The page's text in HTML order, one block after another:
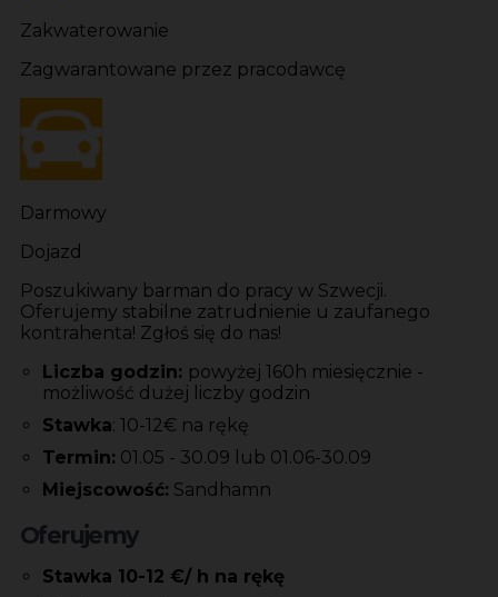
Zakwaterowanie
Zagwarantowane przez pracodawcę
Darmowy
Dojazd
Poszukiwany barman do pracy w Szwecji.
Oferujemy stabilne zatrudnienie u zaufanego
kontrahenta! Zgłoś się do nas!
Liczba godzin: powyżej 160h miesięcznie -
możliwość dużej liczby godzin
Stawka: 10-12€ na rękę
Termin: 01.05 - 30.09 lub 01.06-30.09
Miejscowość: Sandhamn
Oferujemy
Stawka 10-12 €/ h na rękę